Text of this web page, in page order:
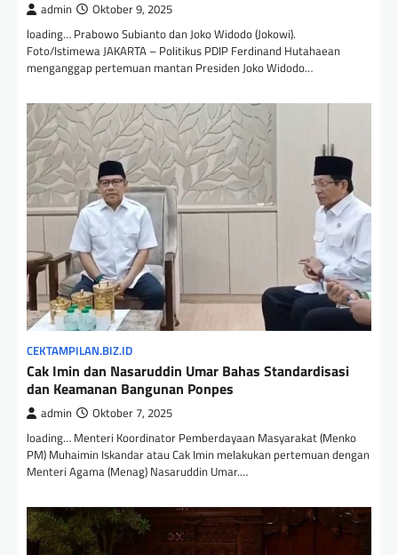
admin Oktober 9, 2025
loading… Prabowo Subianto dan Joko Widodo (Jokowi).
Foto/Istimewa JAKARTA – Politikus PDIP Ferdinand Hutahaean
menganggap pertemuan mantan Presiden Joko Widodo…
CEKTAMPILAN.BIZ.ID
Cak Imin dan Nasaruddin Umar Bahas Standardisasi
dan Keamanan Bangunan Ponpes
admin Oktober 7, 2025
loading… Menteri Koordinator Pemberdayaan Masyarakat (Menko
PM) Muhaimin Iskandar atau Cak Imin melakukan pertemuan dengan
Menteri Agama (Menag) Nasaruddin Umar.…